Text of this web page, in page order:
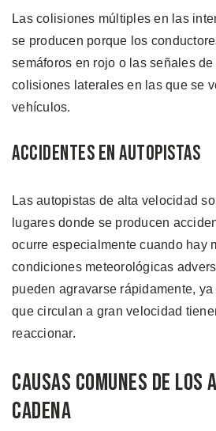
Las colisiones múltiples en las
se producen porque los
semáforos en rojo o las señales
colisiones laterales en las que se
vehículos.
Accidentes en Autopistas
Las autopistas de alta velocidad
lugares donde se producen
ocurre especialmente cuando hay
condiciones meteorológicas
pueden agravarse rápidamente,
que circulan a gran velocidad
reaccionar.
Causas Comunes de los
Cadena